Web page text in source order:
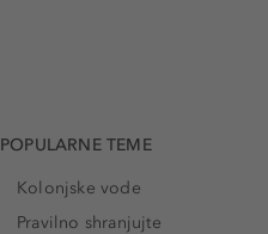
POPULARNE TEME
Kolonjske vode
Pravilno shranjujte